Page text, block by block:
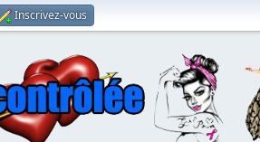
Inscrivez-vous